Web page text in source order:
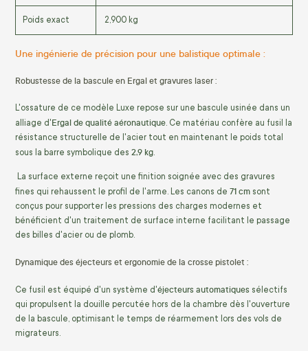
Poids exact 2,900 kg
Une ingénierie de précision pour une balistique optimale :
Robustesse de la bascule en Ergal et gravures laser :
L'ossature de ce modèle Luxe repose sur une bascule usinée dans un
alliage d'Ergal de qualité aéronautique. Ce matériau confère au fusil la
résistance structurelle de l'acier tout en maintenant le poids total
sous la barre symbolique des 2,9 kg.
La surface externe reçoit une finition soignée avec des gravures
fines qui rehaussent le profil de l'arme. Les canons de 71 cm sont
conçus pour supporter les pressions des charges modernes et
bénéficient d'un traitement de surface interne facilitant le passage
des billes d'acier ou de plomb.
Dynamique des éjecteurs et ergonomie de la crosse pistolet :
Ce fusil est équipé d'un système d'éjecteurs automatiques sélectifs
qui propulsent la douille percutée hors de la chambre dès l'ouverture
de la bascule, optimisant le temps de réarmement lors des vols de
migrateurs.